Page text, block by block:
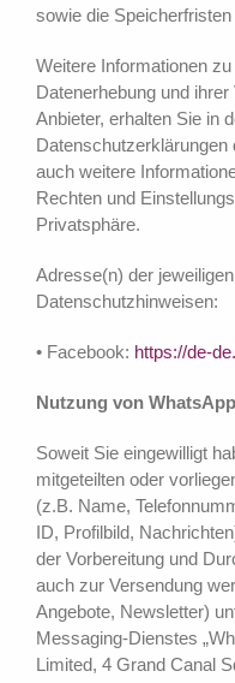
sowie die Speicherfristen
Weitere Informationen
Datenerhebung und
Anbieter, erhalten Sie in
Datenschutzerklärungen
auch weitere
Rechten und
Privatsphäre.
Adresse(n) der
Datenschutzhinweisen:
• Facebook: https://de-
Nutzung von WhatsApp
Soweit Sie eingewilligt
mitgeteilten oder
(z.B. Name,
ID, Profilbild,
der Vorbereitung und
auch zur Versendung
Angebote, Newsletter)
Messaging-Dienstes
Limited, 4 Grand Canal